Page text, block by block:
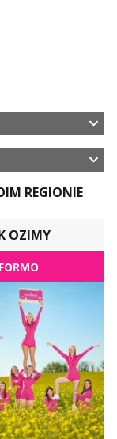
REGIONIE
OZIMY